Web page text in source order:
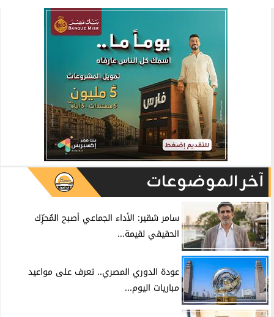
آخر الموضوعات
سامر شقير: الأداء الجماعي أصبح المُحرِّك
الحقيقي لقيمة...
عودة الدوري المصري.. تعرف على مواعيد
مباريات اليوم...